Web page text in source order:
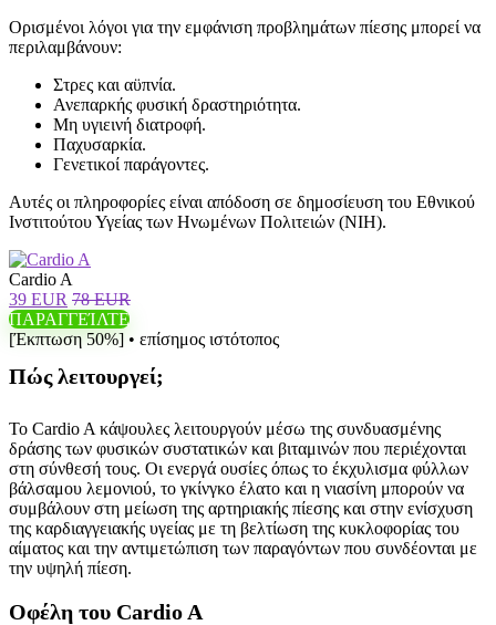
Ορισμένοι λόγοι για την εμφάνιση προβλημάτων πίεσης μπορεί να
περιλαμβάνουν:
Στρες και αϋπνία.
Ανεπαρκής φυσική δραστηριότητα.
Μη υγιεινή διατροφή.
Παχυσαρκία.
Γενετικοί παράγοντες.
Αυτές οι πληροφορίες είναι απόδοση σε δημοσίευση του Εθνικού
Ινστιτούτου Υγείας των Ηνωμένων Πολιτειών (NIH).
Cardio A
39 EUR 78 EUR
ΠΑΡΑΓΓΕΊΛΤΕ
[Έκπτωση 50%] • επίσημος ιστότοπος
Πώς λειτουργεί;
Το Cardio A κάψουλες λειτουργούν μέσω της συνδυασμένης
δράσης των φυσικών συστατικών και βιταμινών που περιέχονται
στη σύνθεσή τους. Οι ενεργά ουσίες όπως το έκχυλισμα φύλλων
βάλσαμου λεμονιού, το γκίνγκο έλατο και η νιασίνη μπορούν να
συμβάλουν στη μείωση της αρτηριακής πίεσης και στην ενίσχυση
της καρδιαγγειακής υγείας με τη βελτίωση της κυκλοφορίας του
αίματος και την αντιμετώπιση των παραγόντων που συνδέονται με
την υψηλή πίεση.
Οφέλη του Cardio A